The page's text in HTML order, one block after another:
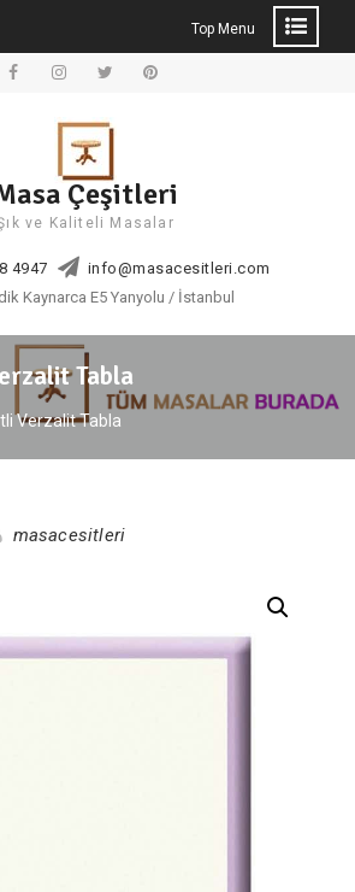
Top Menu
Çeşitleri
ve Kaliteli Masalar
4947
info@masacesitleri.com
Kaynarca E5 Yanyolu / İstanbul
Tabla
Verzalit Tabla
masacesitleri